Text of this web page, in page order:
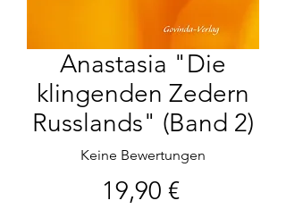
Anastasia "Die
klingenden Zedern
Russlands" (Band 2)
Keine Bewertungen
19,90 €Preis